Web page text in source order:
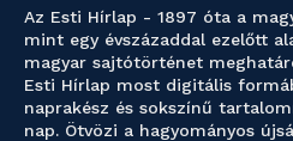
Az Esti Hírlap - 1897 óta a
mint egy évszázaddal ezelőtt
magyar sajtótörténet
Esti Hírlap most digitális
naprakész és sokszínű
nap. Ötvözi a hagyományos